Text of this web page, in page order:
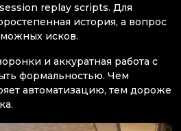
replay scripts. Для
история, а вопрос
исков.
и аккуратная работа с
формальностью. Чем
автоматизацию, тем дороже